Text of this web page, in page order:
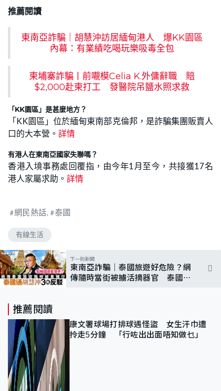
推薦閱讀
東南亞詐騙｜胡慧沖訪居緬甸港人 爆KK園區
內幕：有業績吃喝玩樂吸毒全包
柬埔寨詐騙丨前𡃁模Celia K.外傭辭職 賠
$2,000赴柬打工 發醫院吊鹽水照求救
「KK園區」是甚麼地方？
「KK園區」位於緬甸東南部克倫邦，是詐騙集團販賣人
口的大本營。 詳情
有港人在東南亞國家失聯嗎？
香港入境事務處回覆指，由今年1月至今，共接獲17名
港人家屬求助。 詳情
網民熱話 泰國
有線生活
下一則新聞
東南亞詐騙｜泰國旅遊好危險？網
傳隨時當街被擄活摘器官 泰國通
推薦閱讀
康文署球場打排球遇怪盜 女生汗巾遭
拎走5分鐘 「行咗出出面唔知做乜」